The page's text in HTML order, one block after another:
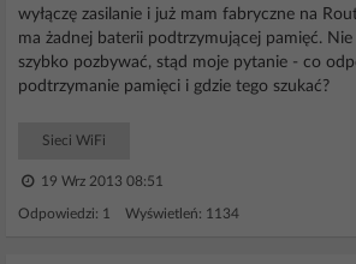
wyłączę zasilanie i już mam fabryczne na
ma żadnej baterii podtrzymującej pamięć.
szybko pozbywać, stąd moje pytanie - co
podtrzymanie pamięci i gdzie tego szukać?
Sieci WiFi
19 Wrz 2013 08:51
Odpowiedzi: 1 Wyświetleń: 1134